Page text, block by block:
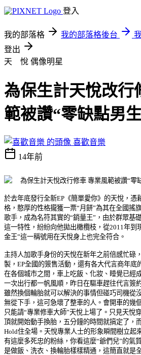
登入
我的部落格 我的部落格後台
登出
天 悅 偶像明星
為保生計天悅改行
範被讚“零缺點男
喜歡音樂
14年前
於去年底發行全新EP《簡單愛你》的天悅，憑
格，憨厚的性格攏獲一票“月餅”為其在全國搖
歌手，成為名符其實的“銷量王”，由於群眾基
這一特性，紛紛向他拋出橄欖枝，從2011年到
金王”這一稱號用在天悅身上也完全符合。
主持人加歌手身份的天悅在新年之前倍感忙碌
製，EP全國的簽售活動，還有各大代言商年底
在各個城市之間，車上吃飯、化妝、睡覺已經
一次出行都一帆風順，昨日在驅車趕往代言簽
雖然換個輪胎就可以解決的事情但碰巧司機從
無從下手，這可急壞了整車的人。會開車的幾
只能請“專業修車大師”天悅上場了。只見天悅
頂就開始動手換胎，五分鐘的時間就搞定了，
Hold住全場。天悅專業人士的形象瞬間樹立起
有這麼多死忠的粉絲，你看這麼“爺們兒”的氣
是做飯、洗衣、換輪胎樣樣精通，這簡直就是